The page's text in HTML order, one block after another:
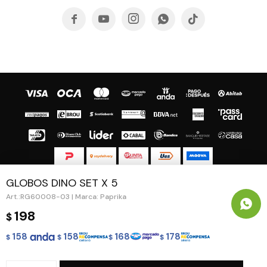
GLOBOS DINO SET X 5
RG60008-03 | Marca: Paprika
$198
$ 158 $ 158 $ 168 $ 178
    
© Copyright 2026 / Guapa - Paprika